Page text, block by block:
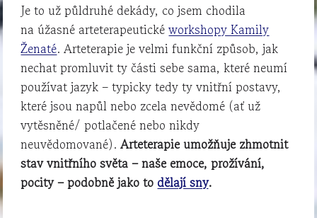
Je to už půldruhé dekády, co jsem chodila
na úžasné arteterapeutickéworkshopy Kamily
Ženaté. Arteterapie je velmi funkční způsob, jak
nechat promluvit ty části sebe sama, které neumí
používat jazyk – typicky tedy ty vnitřní postavy,
které jsou napůl nebo zcela nevědomé (ať už
vytěsněné/ potlačené nebo nikdy
neuvědomované).Arteterapie umožňuje zhmotnit
stav vnitřního světa – naše emoce, prožívání,
pocity – podobně jako to dělají sny.